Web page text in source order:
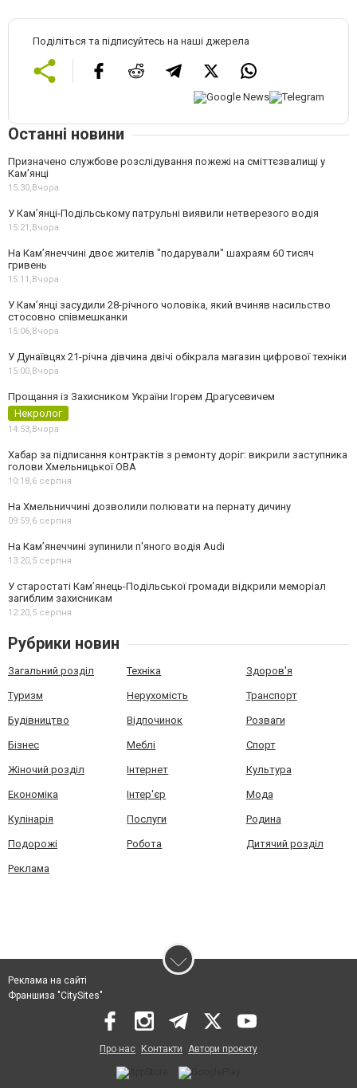
Поділіться та підписуйтесь на наші джерела
Останні новини
Призначено службове розслідування пожежі на сміттєзвалищі у
Кам’янці
15:30, Вчора
У Кам’янці-Подільському патрульні виявили нетверезого водія
15:21, Вчора
На Камʼянеччині двоє жителів "подарували" шахраям 60 тисяч
гривень
15:11, Вчора
У Камʼянці засудили 28-річного чоловіка, який вчиняв насильство
стосовно співмешканки
15:06, Вчора
У Дунаївцях 21-річна дівчина двічі обікрала магазин цифрової техніки
15:00, Вчора
Прощання із Захисником України Ігорем Драгусевичем
Некролог
14:53, Вчора
Хабар за підписання контрактів з ремонту доріг: викрили заступника
голови Хмельницької ОВА
10:18,6 серпня
На Хмельниччині дозволили полювати на пернату дичину
09:59,6 серпня
На Камʼянеччині зупинили п'яного водія Audi
13:20,5 серпня
У старостаті Кам’янець-Подільської громади відкрили меморіал
загиблим захисникам
12:20,5 серпня
Рубрики новин
Загальний розділ Техніка Здоров'я
Туризм Нерухомість Транспорт
Будівництво Відпочинок Розваги
Бізнес Меблі Спорт
Жіночий розділ Інтернет Культура
Економіка Інтер'єр Мода
Кулінарія Послуги Родина
Подорожі Робота Дитячий розділ
Реклама
Реклама на сайті
Франшиза "CitySites"
Про нас Контакти Автори проєкту